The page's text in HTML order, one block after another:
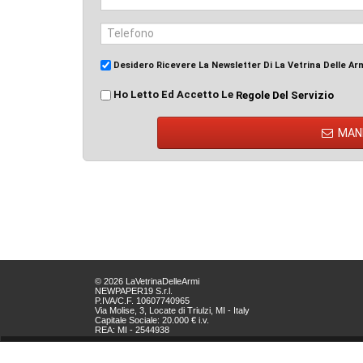
Desidero Ricevere La Newsletter Di La Vetrina Delle
Ho Letto Ed Accetto Le Regole Del Servizio
© 2026 LaVetrinaDelleArmi
NEWPAPER19 S.r.l.
P.IVA/C.F. 10607740965
Via Molise, 3, Locate di Triulzi, MI - Italy
Capitale Sociale: 20.000 € i.v.
REA: MI - 2544938